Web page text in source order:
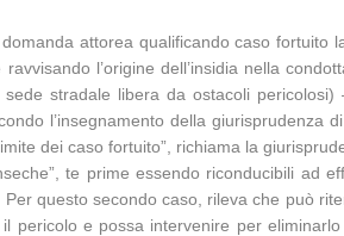
attorea qualificando caso fortuito
l’origine dell’insidia nella
stradale libera da ostacoli
l’insegnamento della giurisprudenza
dei caso fortuito”, richiama la
te prime essendo riconducibili ad
questo secondo caso, rileva che può
e possa intervenire per